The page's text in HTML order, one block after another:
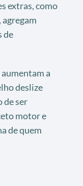
extras, como
de
a
deslize
de ser
motor e
de quem